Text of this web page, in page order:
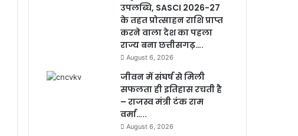
उपलब्धि, SASCI 2026-27
के तहत प्रोत्साहन राशि प्राप्त
करने वाला देश का पहला
राज्य बना छत्तीसगढ़….
August 6, 2026
जीवन में संघर्ष से मिली
सफलता ही इतिहास रचती है
– राजस्व मंत्री टंक राम
वर्मा…..
August 6, 2026